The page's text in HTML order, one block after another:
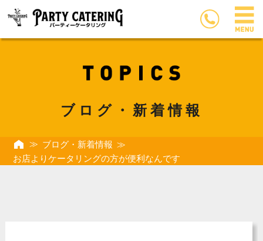
ブログ・新着情報
ブログ・新着情報
お店よりケータリングの方が便利なんです